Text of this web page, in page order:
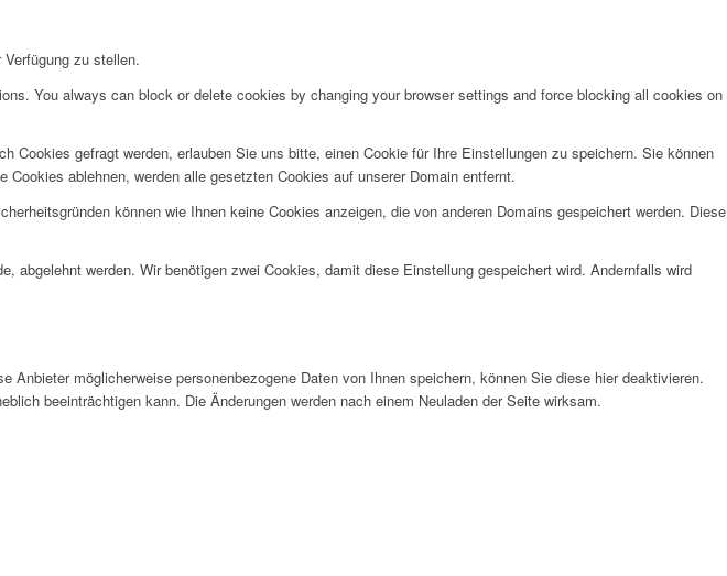
zu stellen.
You always can block or delete cookies by changing your browser settings and force blocking all cookies on
gefragt werden, erlauben Sie uns bitte, einen Cookie für Ihre Einstellungen zu speichern. Sie können
ablehnen, werden alle gesetzten Cookies auf unserer Domain entfernt.
können wie Ihnen keine Cookies anzeigen, die von anderen Domains gespeichert werden. Diese
werden. Wir benötigen zwei Cookies, damit diese Einstellung gespeichert wird. Andernfalls wird
möglicherweise personenbezogene Daten von Ihnen speichern, können Sie diese hier deaktivieren.
beeinträchtigen kann. Die Änderungen werden nach einem Neuladen der Seite wirksam.